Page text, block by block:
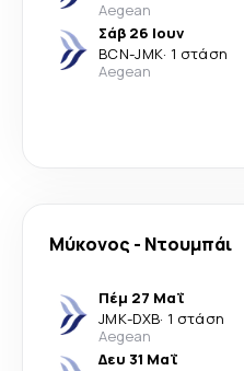
Aegean
Σάβ 26 Ιουν
BCN-JMK· 1 στάση
Aegean
Μύκονος - Ντουμπάι
Πέμ 27 Μαΐ
JMK-DXB· 1 στάση
Aegean
Δευ 31 Μαΐ